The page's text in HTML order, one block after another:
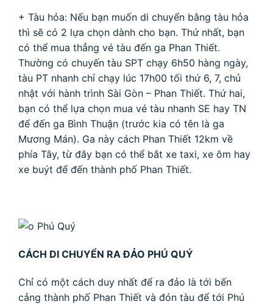
+ Tàu hỏa: Nếu bạn muốn di chuyển bằng tàu hỏa
thì sẽ có 2 lựa chọn dành cho bạn. Thứ nhất, bạn
có thể mua thẳng vé tàu đến ga Phan Thiết.
Thường có chuyến tàu SPT chạy 6h50 hàng ngày,
tàu PT nhanh chỉ chạy lúc 17h00 tối thứ 6, 7, chủ
nhật với hành trình Sài Gòn – Phan Thiết. Thứ hai,
bạn có thể lựa chọn mua vé tàu nhanh SE hay TN
để đến ga Bình Thuận (trước kia có tên là ga
Mương Mán). Ga này cách Phan Thiết 12km về
phía Tây, từ đây bạn có thể bắt xe taxi, xe ôm hay
xe buýt để đến thành phố Phan Thiết.
CÁCH DI CHUYỂN RA ĐẢO PHÚ QUÝ
Chỉ có một cách duy nhất để ra đảo là tới bến
cảng thành phố Phan Thiết và đón tàu để tới Phú